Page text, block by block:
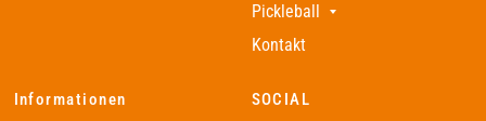
Pickleball
Kontakt
Informationen SOCIAL